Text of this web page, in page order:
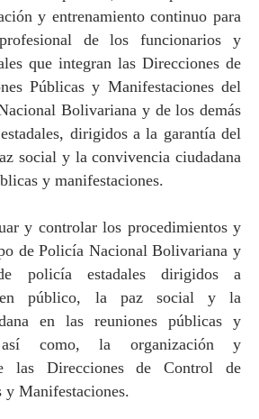
y entrenamiento continuo para
de los funcionarios y
que integran las Direcciones de
Públicas y Manifestaciones del
Bolivariana y de los demás
dirigidos a la garantía del
social y la convivencia ciudadana
y manifestaciones.
y controlar los procedimientos y
de Policía Nacional Bolivariana y
policía estadales dirigidos a
público, la paz social y la
en las reuniones públicas y
así como, la organización y
las Direcciones de Control de
y Manifestaciones.